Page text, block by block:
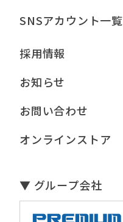
SNSアカウント一覧
採用情報
お知らせ
お問い合わせ
オンラインストア
▼ グループ会社